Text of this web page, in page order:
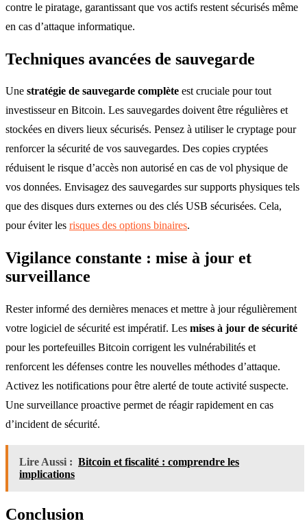
contre le piratage, garantissant que vos actifs restent sécurisés même
en cas d’attaque informatique.
Techniques avancées de sauvegarde
Une stratégie de sauvegarde complète est cruciale pour tout
investisseur en Bitcoin. Les sauvegardes doivent être régulières et
stockées en divers lieux sécurisés. Pensez à utiliser le cryptage pour
renforcer la sécurité de vos sauvegardes. Des copies cryptées
réduisent le risque d’accès non autorisé en cas de vol physique de
vos données. Envisagez des sauvegardes sur supports physiques tels
que des disques durs externes ou des clés USB sécurisées. Cela,
pour éviter les risques des options binaires.
Vigilance constante : mise à jour et
surveillance
Rester informé des dernières menaces et mettre à jour régulièrement
votre logiciel de sécurité est impératif. Les mises à jour de sécurité
pour les portefeuilles Bitcoin corrigent les vulnérabilités et
renforcent les défenses contre les nouvelles méthodes d’attaque.
Activez les notifications pour être alerté de toute activité suspecte.
Une surveillance proactive permet de réagir rapidement en cas
d’incident de sécurité.
Lire Aussi : Bitcoin et fiscalité : comprendre les
implications
Conclusion